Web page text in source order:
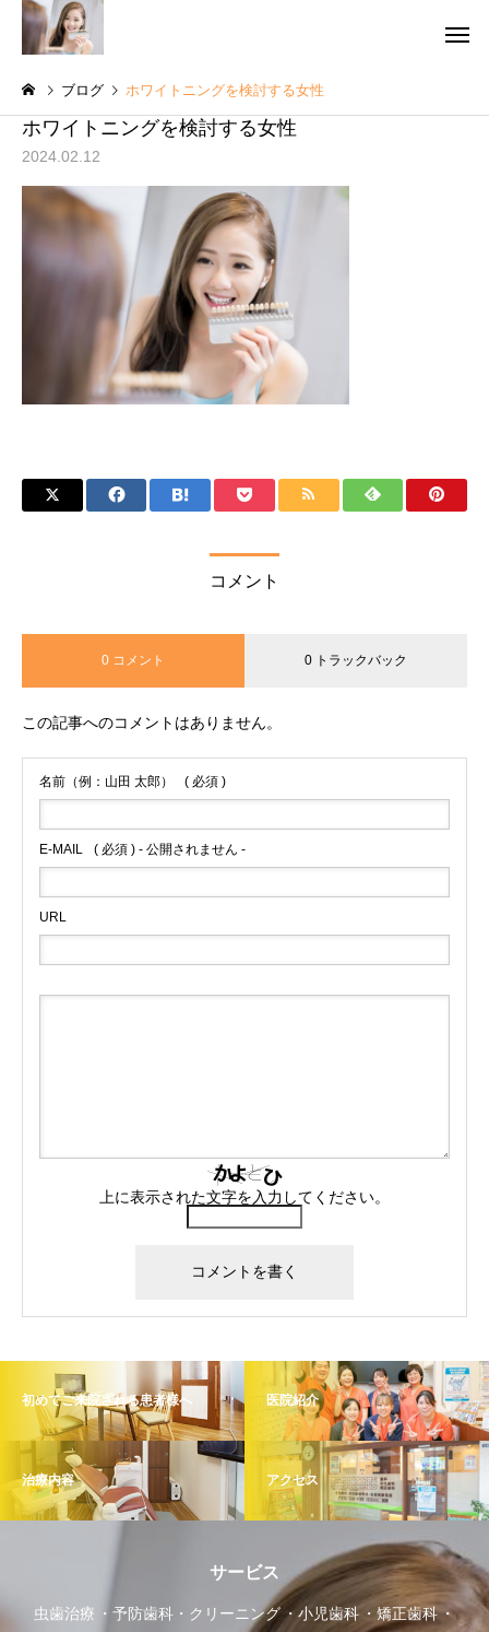
虫歯治療
審美歯科
訪問歯科診療で生活の質
【QOL】を高めよう！
ブログ ホワイトニングを検討する女性
ホワイトニングを検討する女性
2024.02.12
コメント
0 コメント 0 トラックバック
この記事へのコメントはありません。
名前（例：山田 太郎） ( 必須 )
E-MAIL ( 必須 ) - 公開されません -
URL
上に表示された文字を入力してください。
初めてご来院される患者様へ 医院紹介
治療内容 アクセス
サービス
虫歯治療 予防歯科・クリーニング 小児歯科
矯正歯科